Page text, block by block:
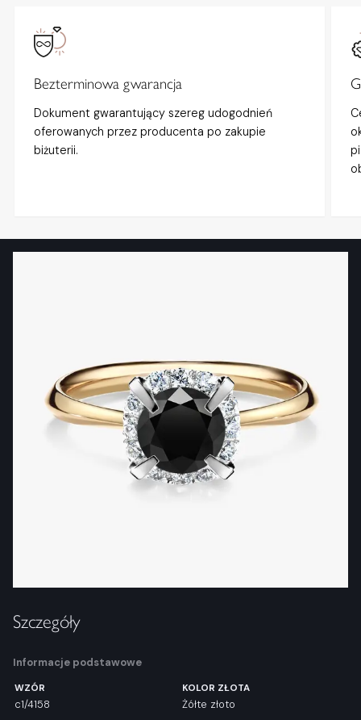
Bezterminowa gwarancja
Dokument gwarantujący szereg udogodnień
oferowanych przez producenta po zakupie
biżuterii.
Szczegóły
Informacje podstawowe
WZÓR
c1/4158
KOLOR ZŁOTA
Żółte złoto